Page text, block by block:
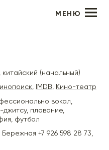
МЕНЮ
(начальный)
, IMDB, Кино-театр
вокал,
плавание,
футбол
Бережная +7 926 598 28 73,